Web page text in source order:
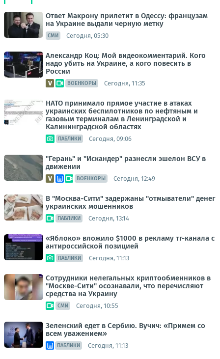
Ответ Макрону прилетит в Одессу: французам
на Украине выдали черную метку
СМИ Сегодня, 05:30
Александр Коц: Мой видеокомментарий. Кого
надо убить на Украине, а кого повесить в
России
ВОЕНКОРЫ Сегодня, 11:35
НАТО принимало прямое участие в атаках
украинских беспилотников по нефтяным и
газовым терминалам в Ленинградской и
Калининградской областях
ПАБЛИКИ Сегодня, 09:06
"Герань" и "Искандер" разнесли эшелон ВСУ в
движении
ВОЕНКОРЫ Сегодня, 12:49
В "Москва-Сити" задержаны "отмыватели" денег
украинских мошенников
ПАБЛИКИ Сегодня, 13:14
«Яблоко» вложило $1000 в рекламу тг-канала с
антироссийской позицией
ПАБЛИКИ Сегодня, 11:13
Сотрудники нелегальных криптообменников в
"Москве-Сити" осознавали, что перечисляют
средства на Украину
СМИ Сегодня, 10:55
Зеленский едет в Сербию. Вучич: «Примем со
всем уважением»
ПАБЛИКИ Сегодня, 11:13